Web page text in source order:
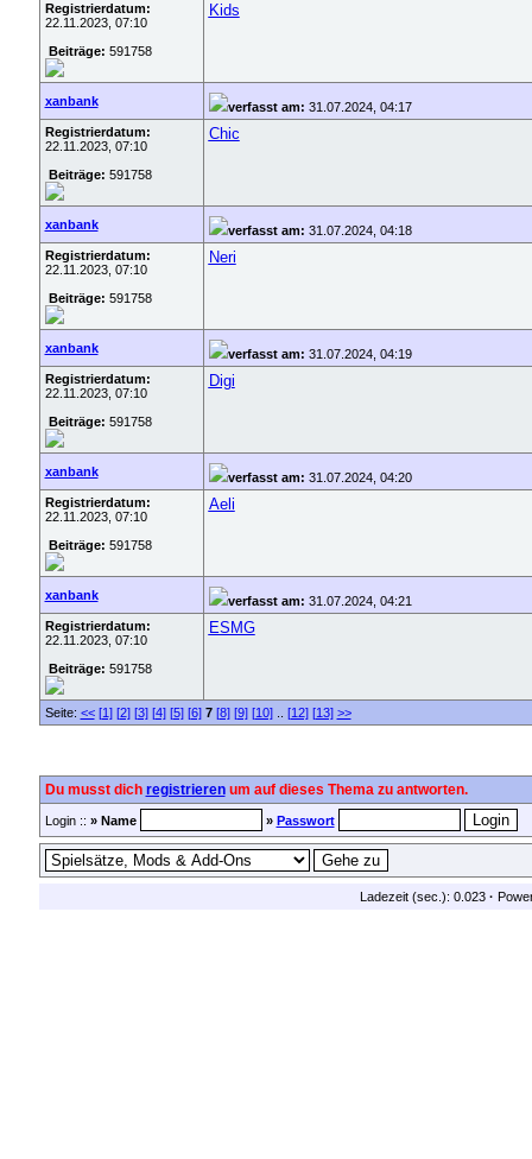
Registrierdatum:
22.11.2023, 07:10
Beiträge: 591758
Kids
xanbank verfasst am: 31.07.2024, 04:17
Registrierdatum:
22.11.2023, 07:10
Beiträge: 591758
Chic
xanbank verfasst am: 31.07.2024, 04:18
Registrierdatum:
22.11.2023, 07:10
Beiträge: 591758
Neri
xanbank verfasst am: 31.07.2024, 04:19
Registrierdatum:
22.11.2023, 07:10
Beiträge: 591758
Digi
xanbank verfasst am: 31.07.2024, 04:20
Registrierdatum:
22.11.2023, 07:10
Beiträge: 591758
Aeli
xanbank verfasst am: 31.07.2024, 04:21
Registrierdatum:
22.11.2023, 07:10
Beiträge: 591758
ESMG
Seite: << [1] [2] [3] [4] [5] [6] 7 [8] [9] [10].. [12] [13] >>
Du musst dich registrierenum auf dieses Thema zu antworten.
Login :: » Name » Passwort
Ladezeit (sec.): 0.023 ·